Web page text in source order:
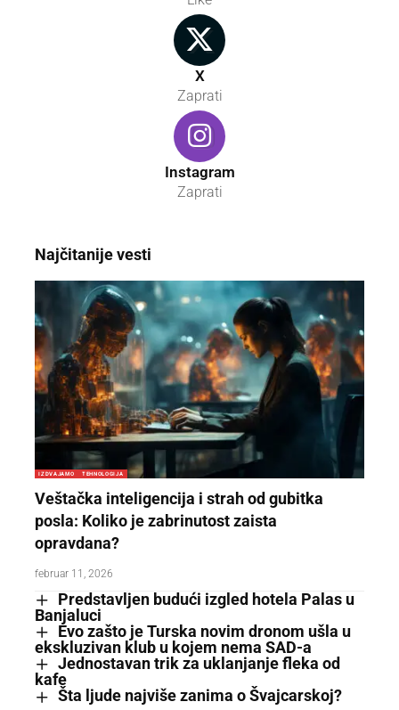
X
Zaprati
Instagram
Zaprati
Najčitanije vesti
IZDVAJAMO TEHNOLOGIJA
Veštačka inteligencija i strah od gubitka
posla: Koliko je zabrinutost zaista
opravdana?
februar 11, 2026
Predstavljen budući izgled hotela Palas u
Banjaluci
Evo zašto je Turska novim dronom ušla u
ekskluzivan klub u kojem nema SAD-a
Jednostavan trik za uklanjanje fleka od
kafe
Šta ljude najviše zanima o Švajcarskoj?